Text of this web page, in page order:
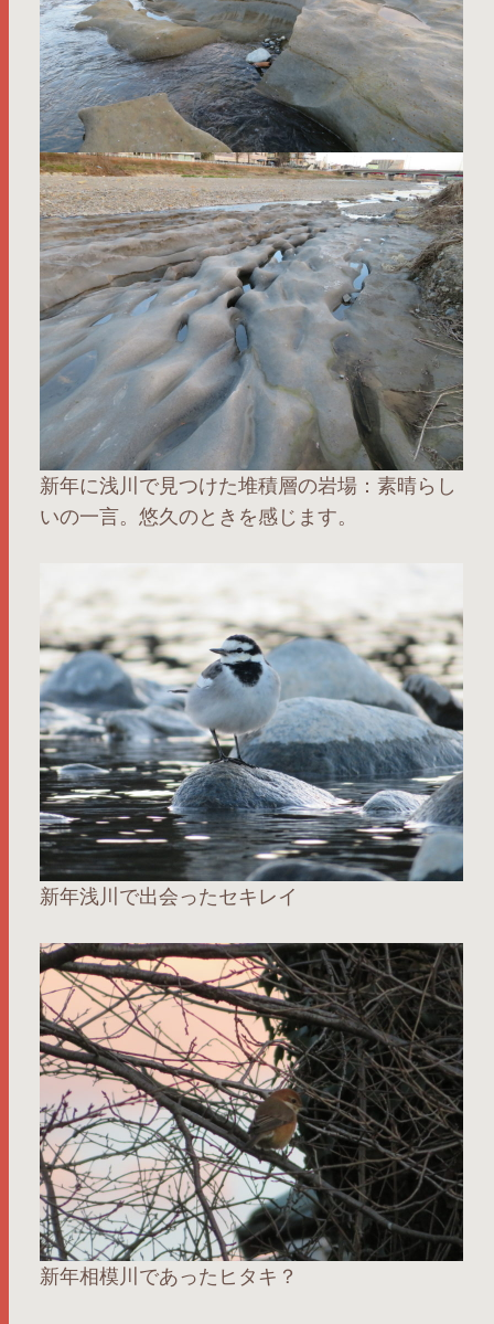
新年に浅川で見つけた堆積層の岩場：素晴らし
いの一言。悠久のときを感じます。
新年浅川で出会ったセキレイ
新年相模川であったヒタキ？